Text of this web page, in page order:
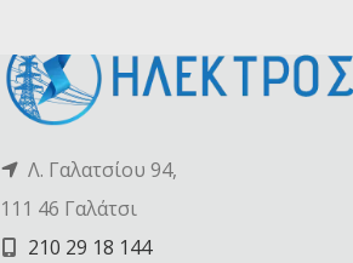
Λ. Γαλατσίου 94,
111 46 Γαλάτσι
210 29 18 144